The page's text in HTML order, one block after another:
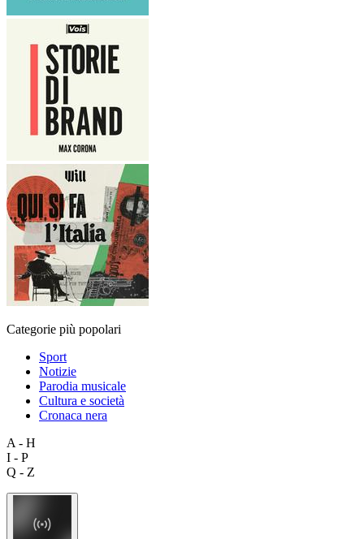
Categorie più popolari
Sport
Notizie
Parodia musicale
Cultura e società
Cronaca nera
A - H
I - P
Q - Z